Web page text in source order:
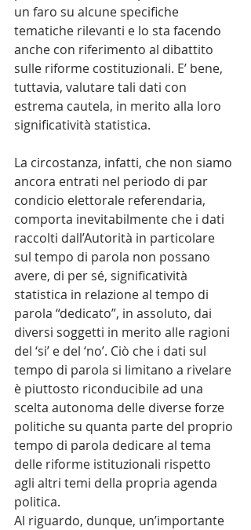
un faro su alcune specifiche
tematiche rilevanti e lo sta facendo
anche con riferimento al dibattito
sulle riforme costituzionali. E’ bene,
tuttavia, valutare tali dati con
estrema cautela, in merito alla loro
significatività statistica.
La circostanza, infatti, che non siamo
ancora entrati nel periodo di par
condicio elettorale referendaria,
comporta inevitabilmente che i dati
raccolti dall’Autorità in particolare
sul tempo di parola non possano
avere, di per sé, significatività
statistica in relazione al tempo di
parola “dedicato”, in assoluto, dai
diversi soggetti in merito alle ragioni
del ‘si’ e del ‘no’. Ciò che i dati sul
tempo di parola si limitano a rivelare
è piuttosto riconducibile ad una
scelta autonoma delle diverse forze
politiche su quanta parte del proprio
tempo di parola dedicare al tema
delle riforme istituzionali rispetto
agli altri temi della propria agenda
politica.
Al riguardo, dunque, un’importante